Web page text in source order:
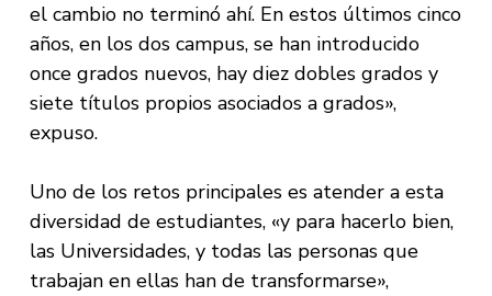
el cambio no terminó ahí. En estos últimos cinco
años, en los dos campus, se han introducido
once grados nuevos, hay diez dobles grados y
siete títulos propios asociados a grados»,
expuso.
Uno de los retos principales es atender a esta
diversidad de estudiantes, «y para hacerlo bien,
las Universidades, y todas las personas que
trabajan en ellas han de transformarse»,